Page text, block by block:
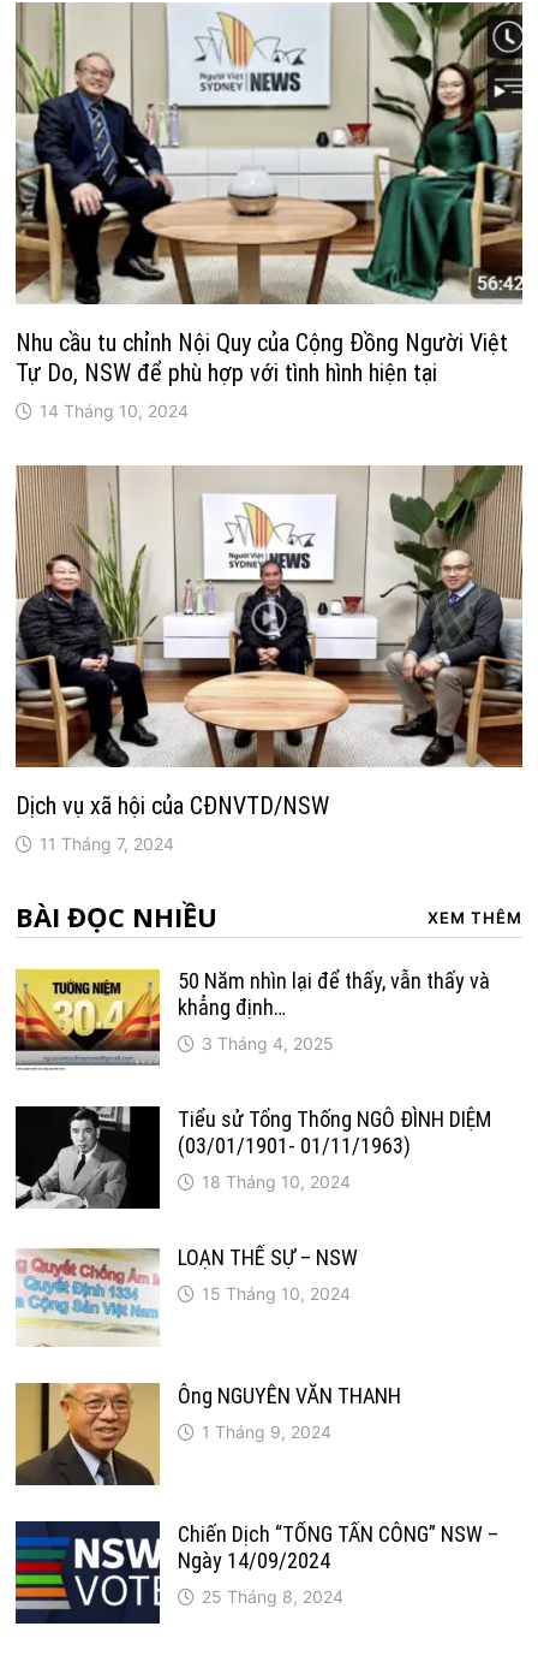
Nhu cầu tu chỉnh Nội Quy của Cộng Đồng Người Việt
Tự Do, NSW để phù hợp với tình hình hiện tại
14 Tháng 10, 2024
Dịch vụ xã hội của CĐNVTD/NSW
11 Tháng 7, 2024
BÀI ĐỌC NHIỀU XEM THÊM
50 Năm nhìn lại để thấy, vẫn thấy và
khẳng định…
3 Tháng 4, 2025
Tiểu sử Tổng Thống NGÔ ĐÌNH DIỆM
(03/01/1901- 01/11/1963)
18 Tháng 10, 2024
LOẠN THẾ SỰ – NSW
15 Tháng 10, 2024
Ông NGUYỄN VĂN THANH
1 Tháng 9, 2024
Chiến Dịch “TỔNG TẤN CÔNG” NSW –
Ngày 14/09/2024
25 Tháng 8, 2024